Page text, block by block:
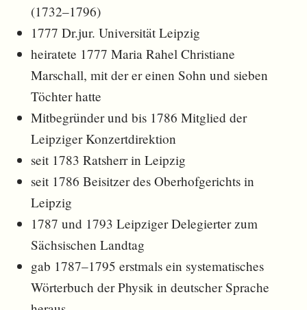
(1732–1796)
1777 Dr.jur. Universität Leipzig
heiratete 1777 Maria Rahel Christiane
Marschall, mit der er einen Sohn und sieben
Töchter hatte
Mitbegründer und bis 1786 Mitglied der
Leipziger Konzertdirektion
seit 1783 Ratsherr in Leipzig
seit 1786 Beisitzer des Oberhofgerichts in
Leipzig
1787 und 1793 Leipziger Delegierter zum
Sächsischen Landtag
gab 1787–1795 erstmals ein systematisches
Wörterbuch der Physik in deutscher Sprache